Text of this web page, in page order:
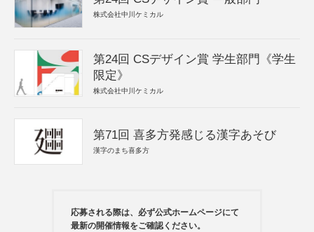
株式会社中川ケミカル
第24回 CSデザイン賞 学生部門《学生
限定》
株式会社中川ケミカル
第71回 喜多方発感じる漢字あそび
漢字のまち喜多方
応募される際は、必ず公式ホームページにて
最新の開催情報をご確認ください。